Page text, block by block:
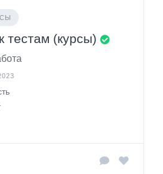
тестам (курсы)